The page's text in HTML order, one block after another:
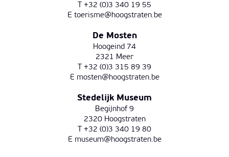
T +32 (0)3 340 19 55
E toerisme@hoogstraten.be
De Mosten
Hoogeind 74
2321 Meer
T +32 (0)3 315 89 39
E mosten@hoogstraten.be
Stedelijk Museum
Begijnhof 9
2320 Hoogstraten
T +32 (0)3 340 19 80
E museum@hoogstraten.be